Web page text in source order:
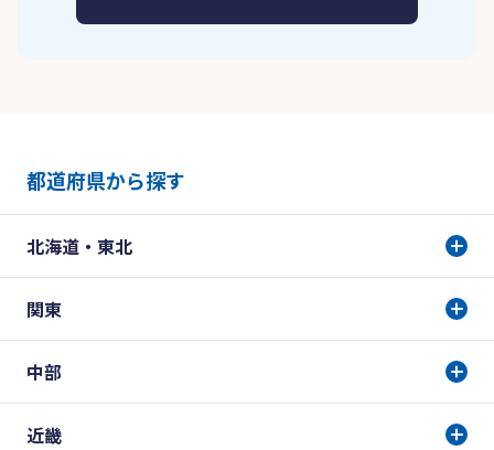
都道府県から探す
北海道・東北
関東
中部
近畿